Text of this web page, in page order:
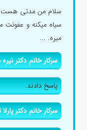
سلام من مدتی هست
سیاه میکنه و عفونت
میره. ...
سرکار خانم دکتر
پاسخ دادند.
سرکار خانم دکتر